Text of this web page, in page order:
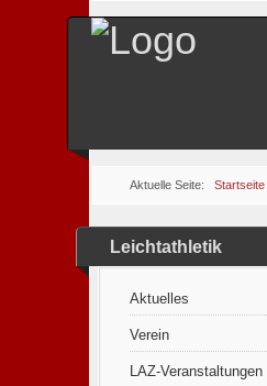
Aktuelle Seite:Startseite
Leichtathletik
Aktuelles
Verein
LAZ-Veranstaltungen